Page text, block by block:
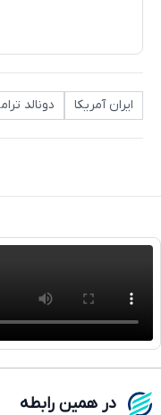
ایران آمریکا دونالد
در همین رابطه